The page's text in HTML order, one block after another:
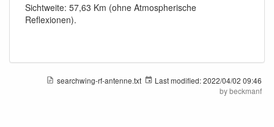
Sichtweite: 57,63 Km (ohne Atmospherische
Reflexionen).
searchwing-rf-antenne.txt Last modified:2022/04/02 09:46
bybeckmanf